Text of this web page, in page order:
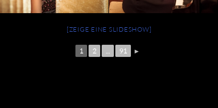
[ZEIGE EINE SLIDESHOW]
1 2 ... 91 ►